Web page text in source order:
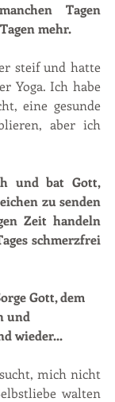
Tagen
mehr.
steif und hatte
Yoga. Ich habe
eine gesunde
aber ich
und bat Gott,
zu senden
Zeit handeln
schmerzfrei
Gott, dem
und
wieder...
mich nicht
walten